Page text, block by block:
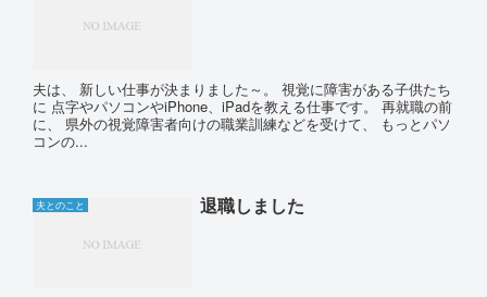
夫は、 新しい仕事が決まりました～。 視覚に障害がある子供たち
に 点字やパソコンやiPhone、iPadを教える仕事です。 再就職の前
に、 県外の視覚障害者向けの職業訓練などを受けて、 もっとパソ
コンの...
夫とのこと 退職しました